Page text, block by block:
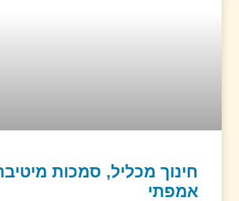
חינוך מכליל, סמכות
אמפתי